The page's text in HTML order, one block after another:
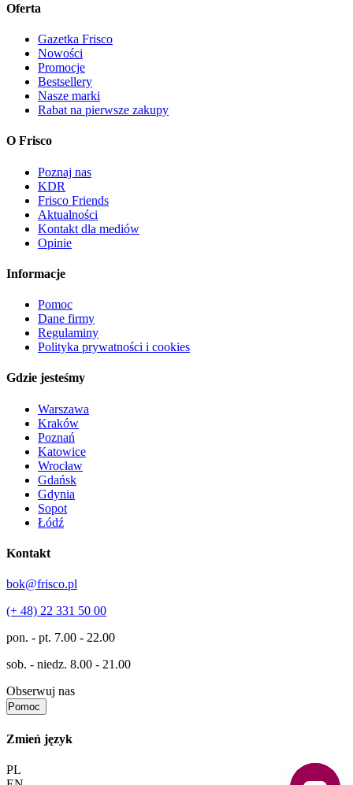
Oferta
Gazetka Frisco
Nowości
Promocje
Bestsellery
Nasze marki
Rabat na pierwsze zakupy
O Frisco
Poznaj nas
KDR
Frisco Friends
Aktualności
Kontakt dla mediów
Opinie
Informacje
Pomoc
Dane firmy
Regulaminy
Polityka prywatności i cookies
Gdzie jesteśmy
Warszawa
Kraków
Poznań
Katowice
Wrocław
Gdańsk
Gdynia
Sopot
Łódź
Kontakt
bok@frisco.pl
(+ 48) 22 331 50 00
pon. - pt. 7.00 - 22.00
sob. - niedz. 8.00 - 21.00
Obserwuj nas
Pomoc
Zmień język
PL